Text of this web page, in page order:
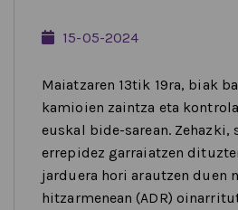
15-05-2024
Maiatzaren 13tik 19ra, biak
kamioien zaintza eta
euskal bide-sarean.
errepidez garraiatzen
jarduera hori arautzen duen
hitzarmenean (ADR)